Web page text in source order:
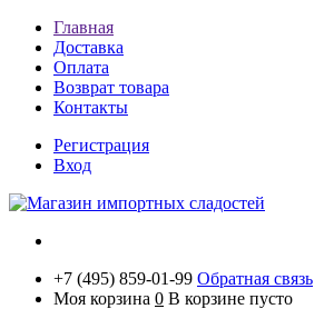
Главная
Доставка
Оплата
Возврат товара
Контакты
Регистрация
Вход
+7 (495) 859-01-99 Обратная связь
Моя корзина 0 В корзине пусто